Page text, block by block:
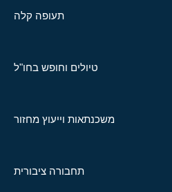
תעופה קלה
טיולים וחופש בחו"ל
משכנתאות וייעוץ מחזור
תחבורה ציבורית